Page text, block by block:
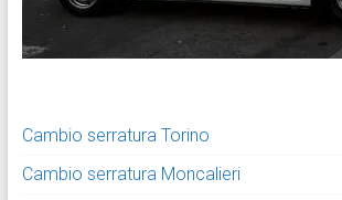
Cambio serratura Torino
Cambio serratura Moncalieri